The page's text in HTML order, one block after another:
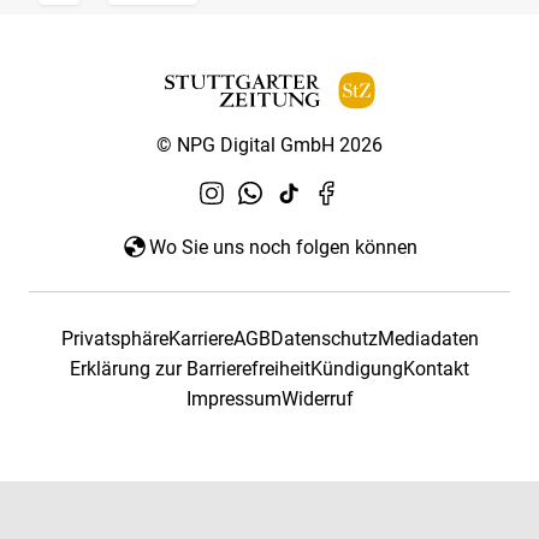
© NPG Digital GmbH 2026
Wo Sie uns noch folgen können
PrivatsphäreKarriereAGBDatenschutzMediadaten
Erklärung zur BarrierefreiheitKündigungKontakt
ImpressumWiderruf